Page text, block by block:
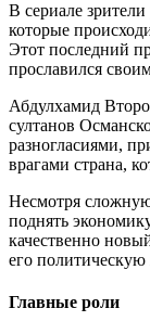
В сериале
которые
Этот последний
прославился
Абдулхамид
султанов
разногласиями,
врагами страна,
Несмотря
поднять
качественно
его
Главные роли